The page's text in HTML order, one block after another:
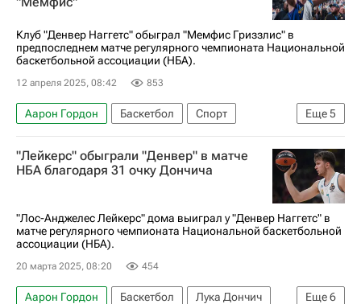
Оклахома-Сити Тандер
Клуб "Денвер Наггетс" обыграл "Мемфис Гриззлис" в
предпоследнем матче регулярного чемпионата Национальной
баскетбольной ассоциации (НБА).
12 апреля 2025, 08:42 853
Еще5
Аарон Гордон Баскетбол
Спорт
Денвер
Никола Йокич
Денвер Наггетс
Хьюстон Рокетс
НБА
"Лейкерс" обыграли "Денвер" в матче
НБА благодаря 31 очку Дончича
"Лос-Анджелес Лейкерс" дома выиграл у "Денвер Наггетс" в
матче регулярного чемпионата Национальной баскетбольной
ассоциации (НБА).
20 марта 2025, 08:20 454
Еще6
Аарон Гордон Баскетбол
Лука Дончич